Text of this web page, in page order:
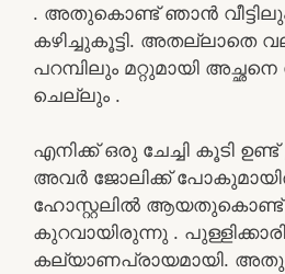
. അതുകൊണ്ട് ഞാൻ
കഴിച്ചുകൂട്ടി. അതല്ലാതെ
പറമ്പിലും മറ്റുമായി
ചെല്ലും .
എനിക്ക് ഒരു ചേച്ചി കൂടി
അവർ ജോലിക്ക്
ഹോസ്റ്റലിൽ ആയതുകൊണ്ട്
കുറവായിരുന്നു .
കല്യാണപ്രായമായി.